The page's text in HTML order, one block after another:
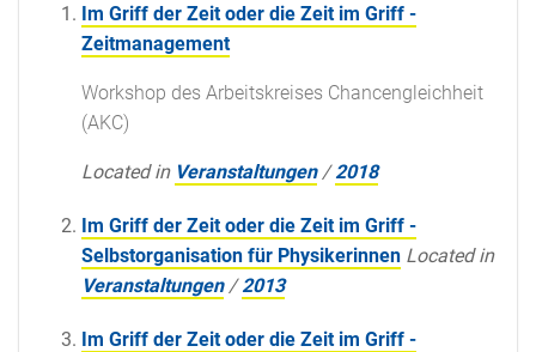
Im Griff der Zeit oder die Zeit im Griff -
Zeitmanagement
Workshop des Arbeitskreises Chancengleichheit
(AKC)
Located in Veranstaltungen /2018
Im Griff der Zeit oder die Zeit im Griff -
Selbstorganisation für Physikerinnen Located in
Veranstaltungen /2013
Im Griff der Zeit oder die Zeit im Griff -